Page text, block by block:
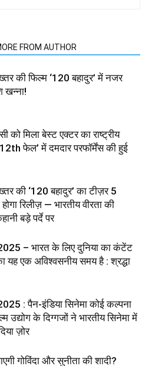
FROM AUTHOR
की फिल्म ‘120 बहादुर’ में नजर
खन्ना!
को मिला बेस्ट एक्टर का राष्ट्रीय
फेल’ में दमदार परफॉर्मेंस की हुई
की ‘120 बहादुर’ का टीज़र 5
रिलीज़ — भारतीय वीरता की
बड़े पर्दे पर
– भारत के लिए दुनिया का कंटेंट
यह एक अविश्वसनीय समय है : श्रद्धा
: पैन-इंडिया सिनेमा कोई कल्पना
उद्योग के दिग्गजों ने भारतीय सिनेमा में
ज़ोर
गोविंदा और सुनीता की शादी?